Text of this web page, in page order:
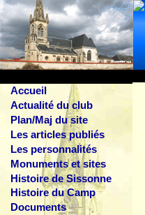
Accueil
Actualité du club
Plan/Maj du site
Les articles publiés
Les personnalités
Monuments et sites
Histoire de Sissonne
Histoire du Camp
Documents